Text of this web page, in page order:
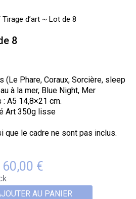
Tirage d’art ~ Lot de 8
8
(Le Phare, Coraux, Sorcière, sleep
à la mer, Blue Night, Mer
A5 14,8×21 cm.
Art 350g lisse
que le cadre ne sont pas inclus.
60,00 €
AU PANIER